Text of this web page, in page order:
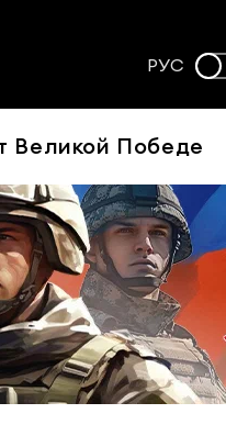
РУС
Великой Победе